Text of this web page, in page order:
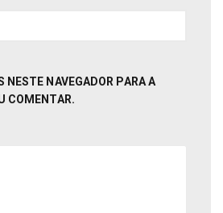
NESTE NAVEGADOR PARA A
COMENTAR.